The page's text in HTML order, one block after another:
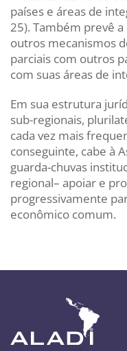
países e áreas de
25). Também prevê
outros mecanismos
parciais com outros
com suas áreas de
Em sua estrutura
sub-regionais,
cada vez mais
conseguinte, cabe à
guarda-chuvas
regional– apoiar e
progressivamente
econômico comum.